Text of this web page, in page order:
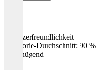
Benutzerfreundlichkeit
Kategorie-Durchschnitt: 90 %
Ungenügend